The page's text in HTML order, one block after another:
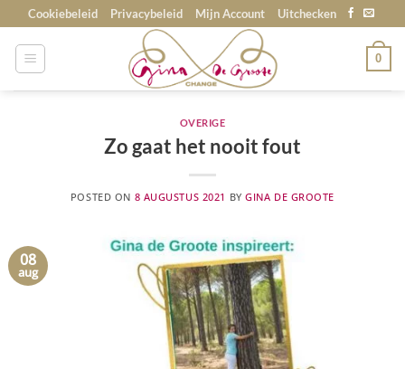
to
content
Cookiebeleid Privacybeleid Mijn Account Uitchecken
0
OVERIGE
Zo gaat het nooit fout
POSTED ON 8 AUGUSTUS 2021 BYGINA DE GROOTE
08
aug